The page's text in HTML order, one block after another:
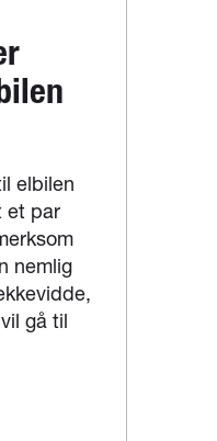
elbilen
et par
nemlig
gå til